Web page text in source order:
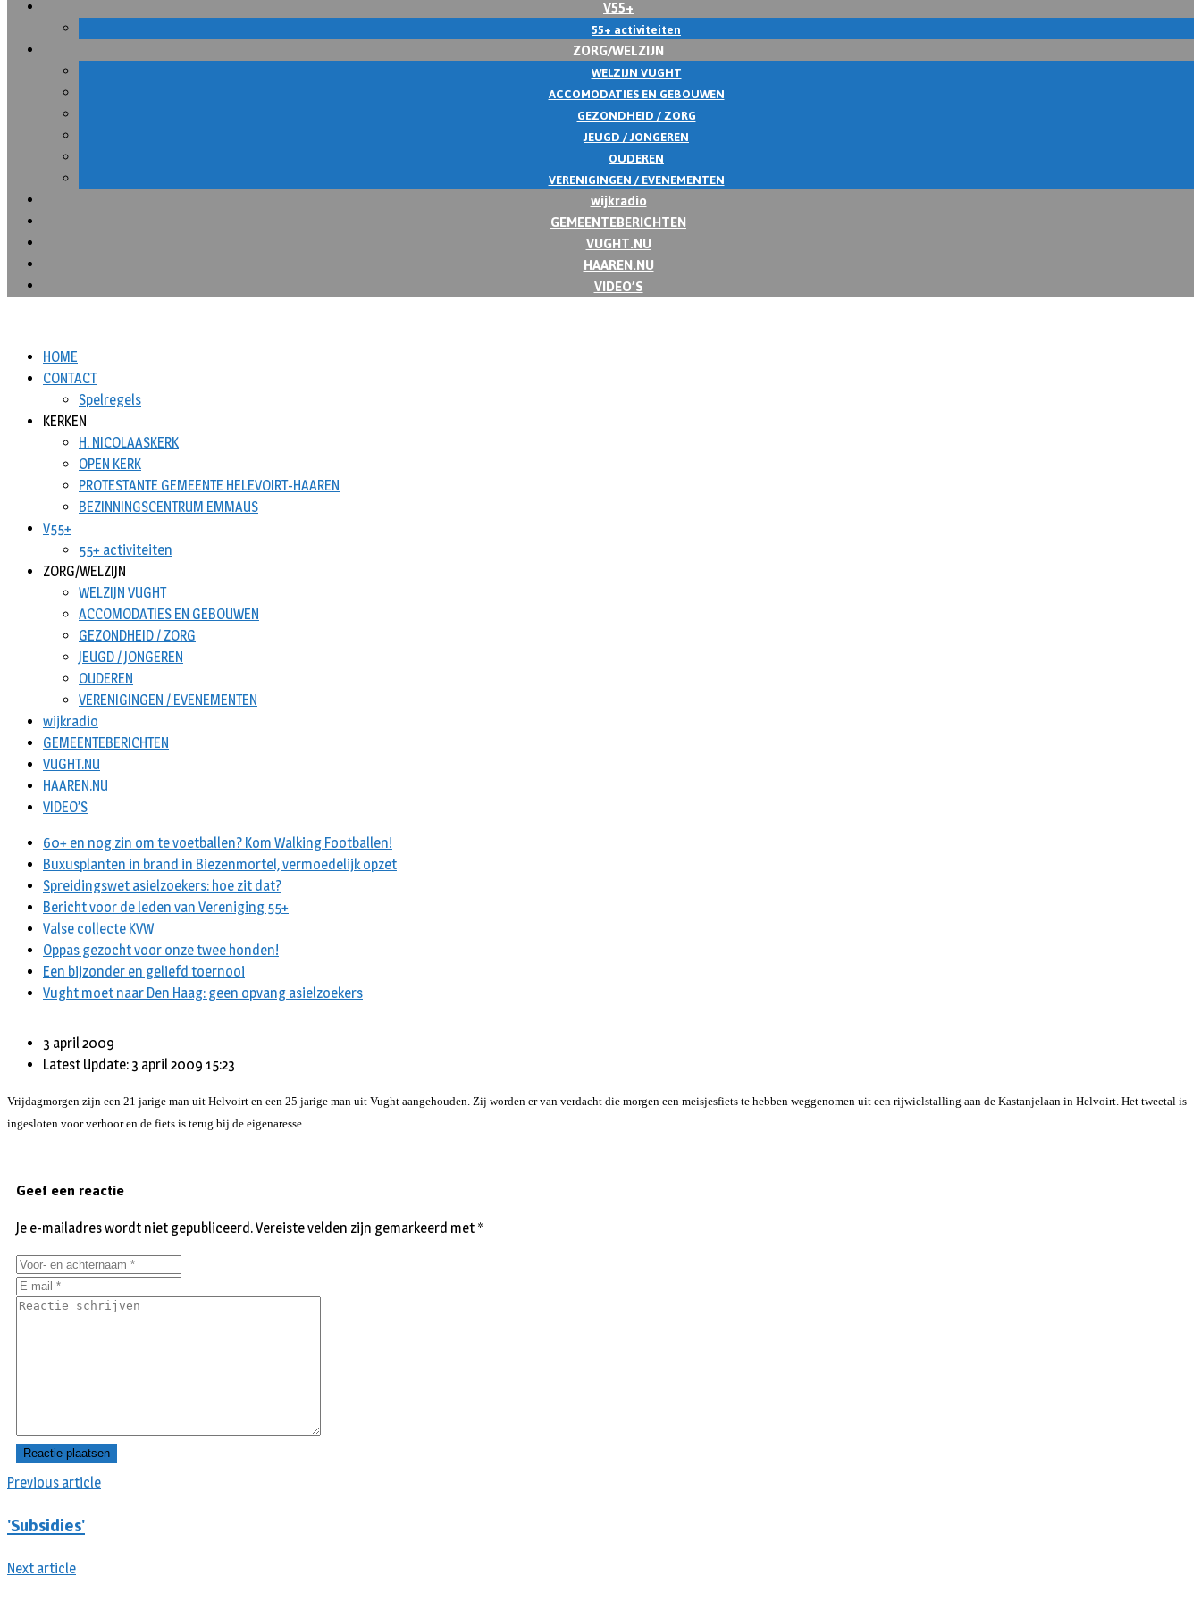
V55+
55+ activiteiten
ZORG/WELZIJN
WELZIJN VUGHT
ACCOMODATIES EN GEBOUWEN
GEZONDHEID / ZORG
JEUGD / JONGEREN
OUDEREN
VERENIGINGEN / EVENEMENTEN
wijkradio
GEMEENTEBERICHTEN
VUGHT.NU
HAAREN.NU
VIDEO’S
HOME
CONTACT
Spelregels
KERKEN
H. NICOLAASKERK
OPEN KERK
PROTESTANTE GEMEENTE HELEVOIRT-HAAREN
BEZINNINGSCENTRUM EMMAUS
V55+
55+ activiteiten
ZORG/WELZIJN
WELZIJN VUGHT
ACCOMODATIES EN GEBOUWEN
GEZONDHEID / ZORG
JEUGD / JONGEREN
OUDEREN
VERENIGINGEN / EVENEMENTEN
wijkradio
GEMEENTEBERICHTEN
VUGHT.NU
HAAREN.NU
VIDEO’S
60+ en nog zin om te voetballen? Kom Walking Footballen!
Buxusplanten in brand in Biezenmortel, vermoedelijk opzet
Spreidingswet asielzoekers: hoe zit dat?
Bericht voor de leden van Vereniging 55+
Valse collecte KVW
Oppas gezocht voor onze twee honden!
Een bijzonder en geliefd toernooi
Vught moet naar Den Haag: geen opvang asielzoekers
3 april 2009
Latest Update: 3 april 2009 15:23
Vrijdagmorgen zijn een 21 jarige man uit Helvoirt en een 25 jarige man uit Vught aangehouden. Zij worden er van verdacht die morgen een meisjesfiets te hebben weggenomen uit een rijwielstalling aan de Kastanjelaan in Helvoirt. Het tweetal is
ingesloten voor verhoor en de fiets is terug bij de eigenaresse.
Previous article
'Subsidies'
Next article
Geef een reactie
Je e-mailadres wordt niet gepubliceerd.Vereiste velden zijn gemarkeerd met *